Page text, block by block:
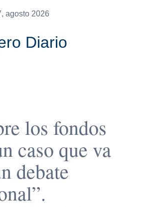
agosto 2026
Diario
los fondos
caso que va
debate